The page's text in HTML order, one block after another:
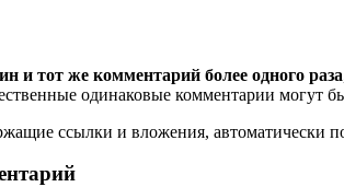
и тот же комментарий более одного раза
одинаковые комментарии могут
ссылки и вложения, автоматически